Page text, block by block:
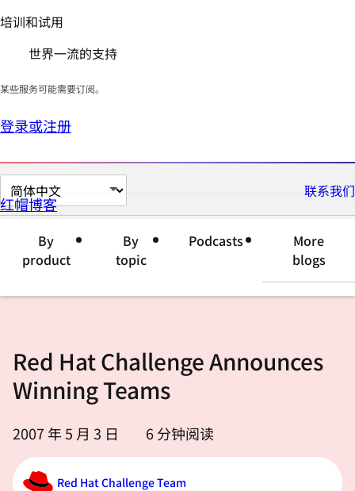
培训和试用
世界一流的支持
某些服务可能需要订阅。
登录或注册
切
换
言
联系我们
红帽博客
By
product
By
topic
Podcasts
More
blogs
Red Hat Challenge Announces
Winning Teams
2007 年 5 月 3 日 6分钟阅读
Red Hat Challenge Team